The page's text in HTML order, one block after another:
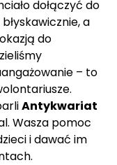
dołączyć do
a
do
– to
Antykwariat
Wasza pomoc
i dawać im